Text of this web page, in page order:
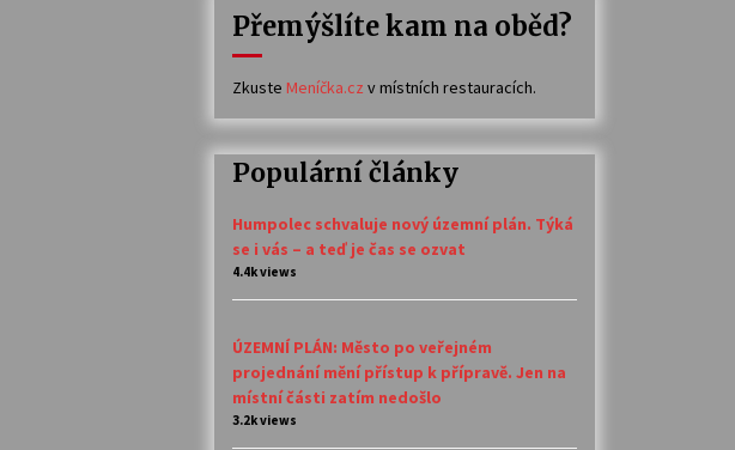
Přemýšlíte kam na oběd?
Zkuste Meníčka.cz v místních restauracích.
Populární články
Humpolec schvaluje nový územní plán. Týká
se i vás – a teď je čas se ozvat
4.4k views
ÚZEMNÍ PLÁN: Město po veřejném
projednání mění přístup k přípravě. Jen na
místní části zatím nedošlo
3.2k views